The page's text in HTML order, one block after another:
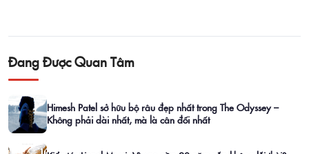
Đang Được Quan Tâm
Himesh Patel sở hữu bộ râu đẹp nhất trong The Odyssey –
Không phải dài nhất, mà là cân đối nhất